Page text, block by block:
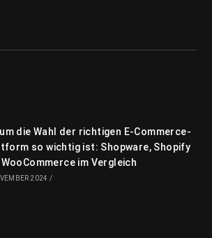
die Wahl der richtigen E-Commerce-
so wichtig ist: Shopware, Shopify
im Vergleich
2024 /